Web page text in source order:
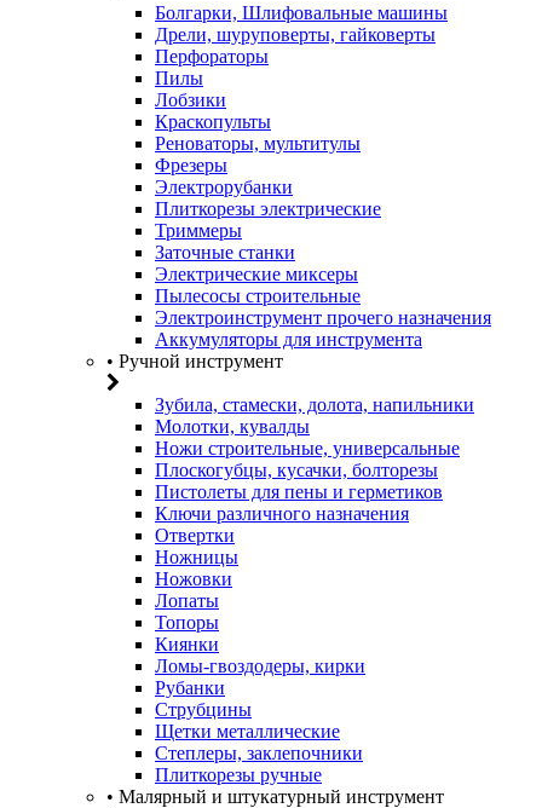
Болгарки, Шлифовальные машины
Дрели, шуруповерты, гайковерты
Перфораторы
Пилы
Лобзики
Краскопульты
Реноваторы, мультитулы
Фрезеры
Электрорубанки
Плиткорезы электрические
Триммеры
Заточные станки
Электрические миксеры
Пылесосы строительные
Электроинструмент прочего назначения
Аккумуляторы для инструмента
• Ручной инструмент
Зубила, стамески, долота, напильники
Молотки, кувалды
Ножи строительные, универсальные
Плоскогубцы, кусачки, болторезы
Пистолеты для пены и герметиков
Ключи различного назначения
Отвертки
Ножницы
Ножовки
Лопаты
Топоры
Киянки
Ломы-гвоздодеры, кирки
Рубанки
Струбцины
Щетки металлические
Степлеры, заклепочники
Плиткорезы ручные
• Малярный и штукатурный инструмент